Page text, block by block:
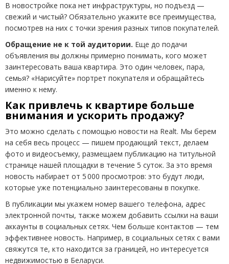
В новостройке пока нет инфраструктуры, но подъезд —
свежий и чистый? Обязательно укажите все преимущества,
посмотрев на них с точки зрения разных типов покупателей.
Обращение не к той аудитории. Еще до подачи
объявления вы должны примерно понимать, кого может
заинтересовать ваша квартира. Это один человек, пара,
семья? «Нарисуйте» портрет покупателя и обращайтесь
именно к нему.
Как привлечь к квартире больше
внимания и ускорить продажу?
Это можно сделать с помощью новости на Realt. Мы берем
на себя весь процесс — пишем продающий текст, делаем
фото и видеосъемку, размещаем публикацию на титульной
странице нашей площадки в течение 5 суток. За это время
новость набирает от 5 000 просмотров: это будут люди,
которые уже потенциально заинтересованы в покупке.
В публикации мы укажем номер вашего телефона, адрес
электронной почты, также можем добавить ссылки на ваши
аккаунты в социальных сетях. Чем больше контактов — тем
эффективнее новость. Например, в социальных сетях с вами
свяжутся те, кто находится за границей, но интересуется
недвижимостью в Беларуси.